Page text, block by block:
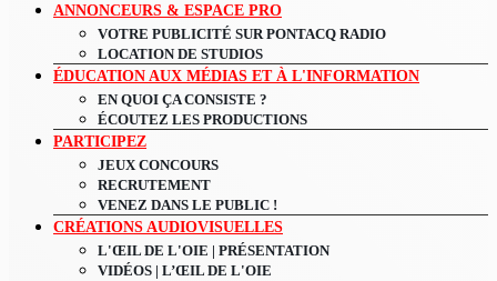
ANNONCEURS & ESPACE PRO
VOTRE PUBLICITÉ SUR PONTACQ RADIO
LOCATION DE STUDIOS
ÉDUCATION AUX MÉDIAS ET À L'INFORMATION
EN QUOI ÇA CONSISTE ?
ÉCOUTEZ LES PRODUCTIONS
PARTICIPEZ
JEUX CONCOURS
RECRUTEMENT
VENEZ DANS LE PUBLIC !
CRÉATIONS AUDIOVISUELLES
L'ŒIL DE L'OIE | PRÉSENTATION
VIDÉOS | L’ŒIL DE L'OIE